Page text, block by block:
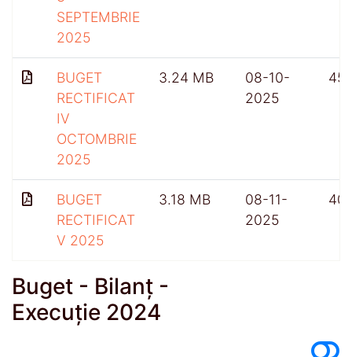
SEPTEMBRIE
2025
BUGET
RECTIFICAT
IV
OCTOMBRIE
2025
3.24 MB
08-10-
2025
BUGET
RECTIFICAT
V 2025
3.18 MB
08-11-
2025
Buget - Bilanț -
Execuție 2024